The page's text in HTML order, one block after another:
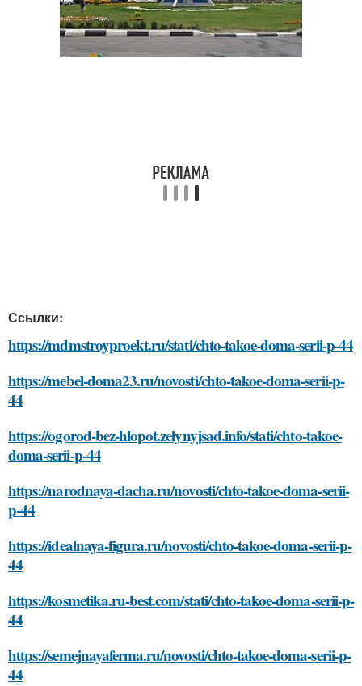
Ссылки:
https://mdmstroyproekt.ru/stati/chto-takoe-doma-serii-p-44
https://mebel-doma23.ru/novosti/chto-takoe-doma-serii-p-
44
https://ogorod-bez-hlopot.zelynyjsad.info/stati/chto-takoe-
doma-serii-p-44
https://narodnaya-dacha.ru/novosti/chto-takoe-doma-serii-
p-44
https://idealnaya-figura.ru/novosti/chto-takoe-doma-serii-p-
44
https://kosmetika.ru-best.com/stati/chto-takoe-doma-serii-p-
44
https://semejnayaferma.ru/novosti/chto-takoe-doma-serii-p-
44